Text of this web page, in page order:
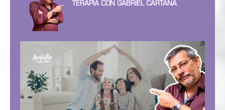
TERAPIA CON GABRIEL CARTAÑÁ